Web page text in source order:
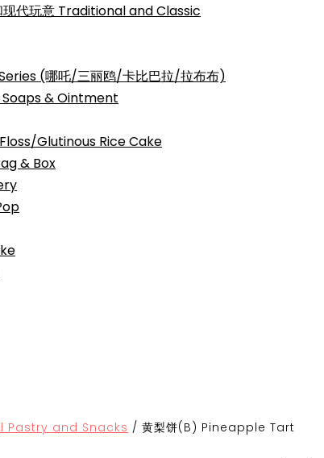
现代玩意 Traditional and Classic
(哪吒/三丽鸥/卡比巴拉/拉布布)
Soaps & Ointment
Glutinous Rice Cake
& Box
Pastry and Snacks / 黄梨饼(B) Pineapple Tart